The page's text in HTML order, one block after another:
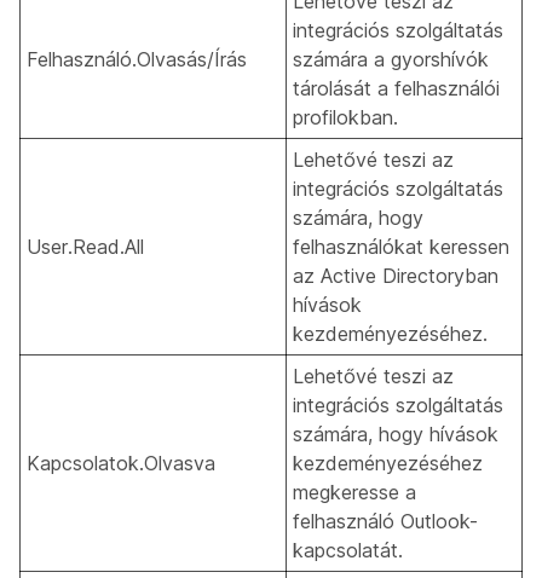
Felhasználó.Olvasás/Írás
integrációs szolgáltatás
számára a gyorshívók
tárolását a felhasználói
profilokban.
User.Read.All
Lehetővé teszi az
integrációs szolgáltatás
számára, hogy
felhasználókat keressen
az Active Directoryban
hívások
kezdeményezéséhez.
Kapcsolatok.Olvasva
Lehetővé teszi az
integrációs szolgáltatás
számára, hogy hívások
kezdeményezéséhez
megkeresse a
felhasználó Outlook-
kapcsolatát.